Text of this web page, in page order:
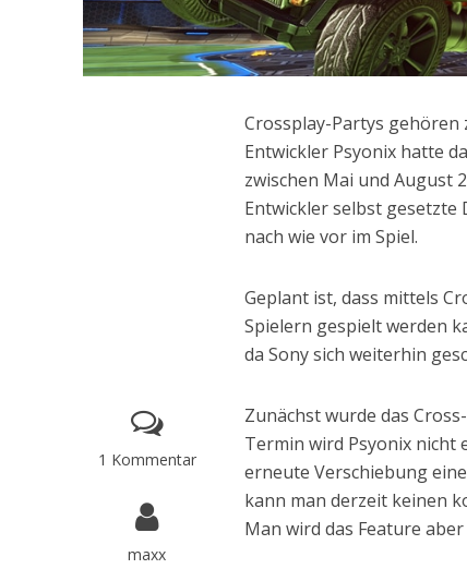
1 Kommentar
maxx
Crossplay-Partys gehören
Entwickler Psyonix hatte
zwischen Mai und August
Entwickler selbst gesetzte
nach wie vor im Spiel.
Geplant ist, dass mittels
Spielern gespielt werden
da Sony sich weiterhin
Zunächst wurde das
Termin wird Psyonix nicht
erneute Verschiebung
kann man derzeit keinen
Man wird das Feature